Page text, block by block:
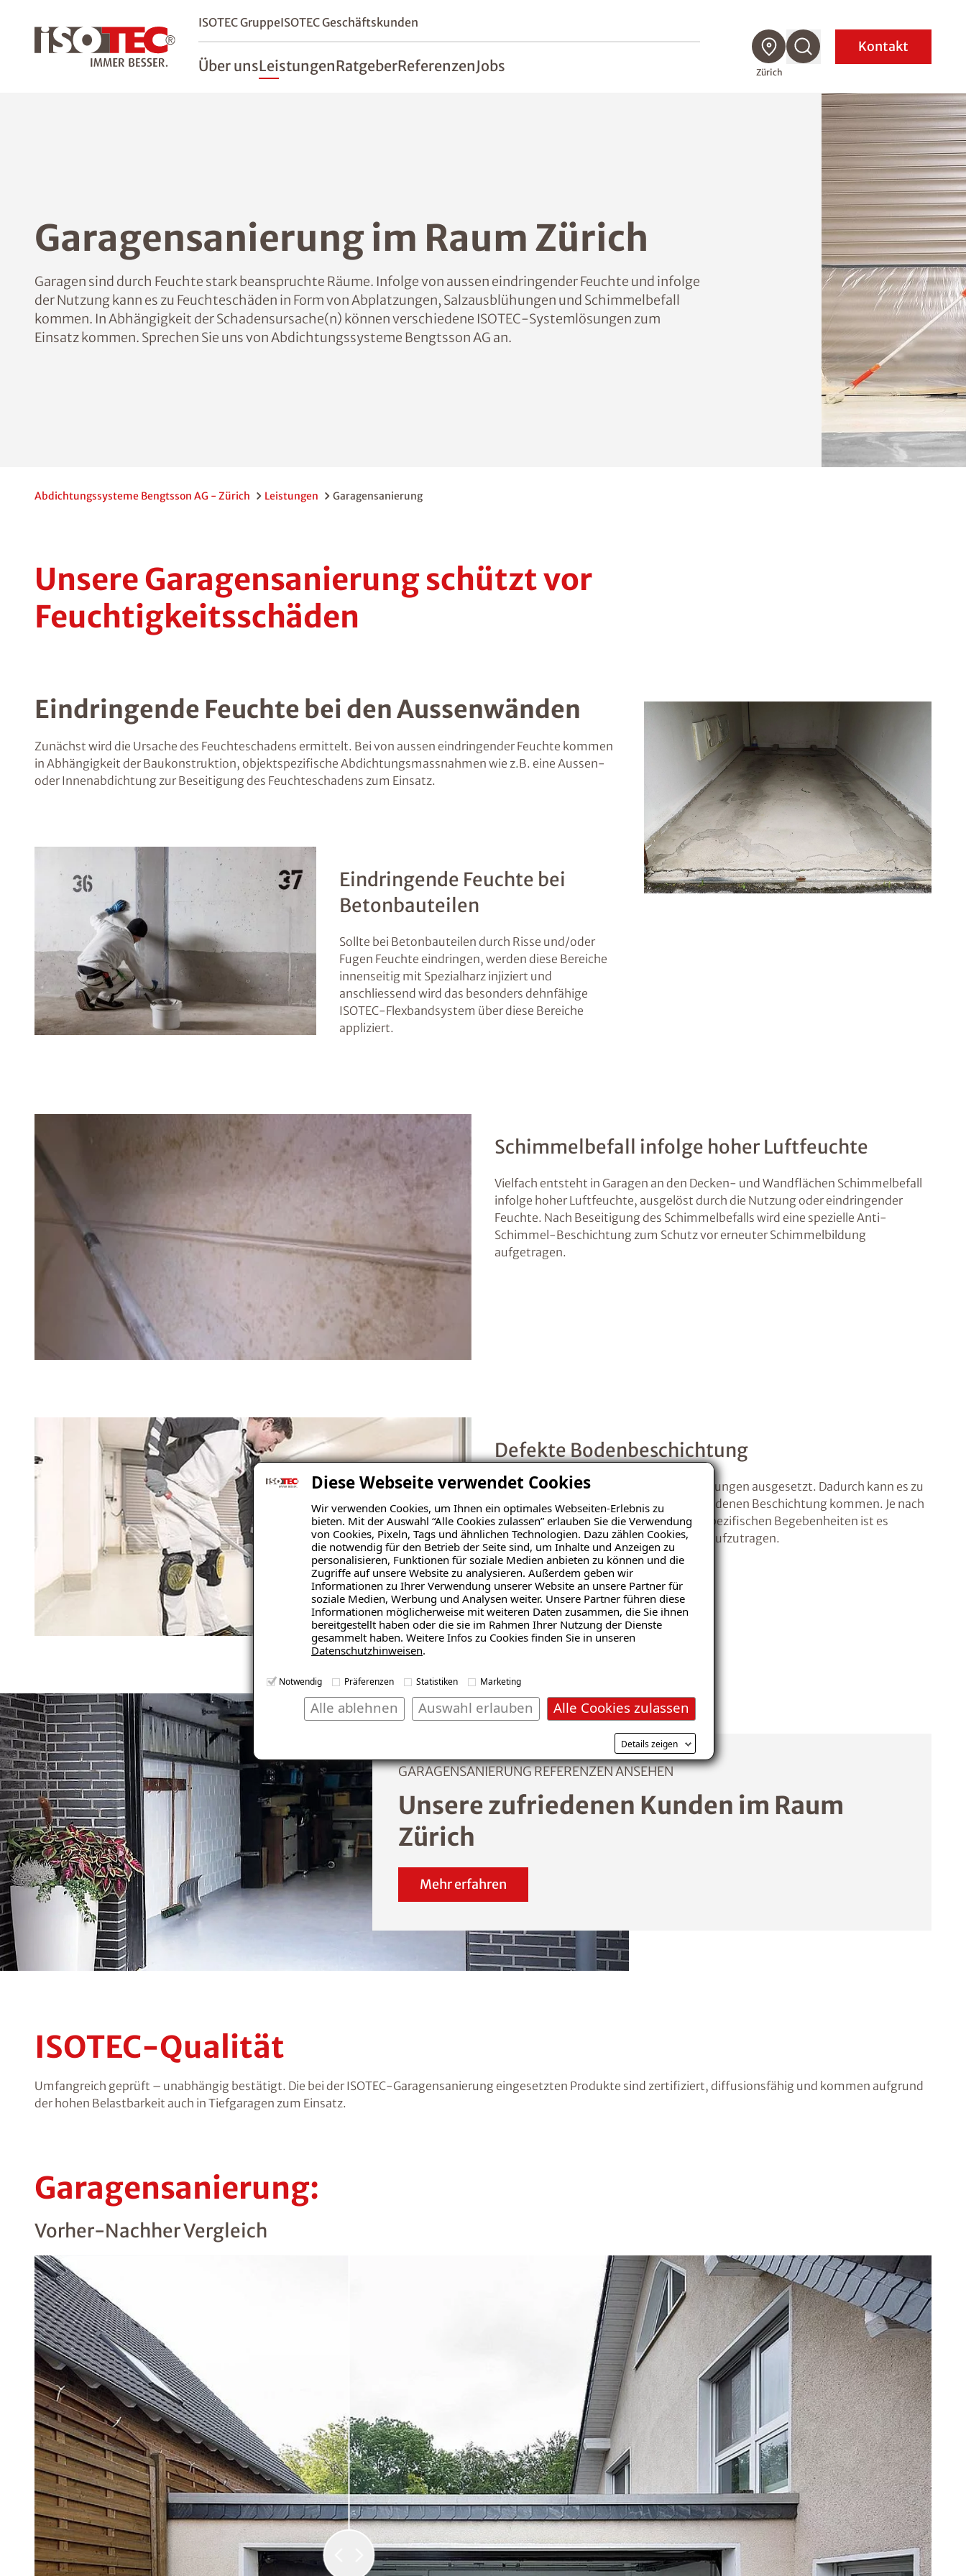
Diese Webseite verwendet Cookies
Wir verwenden Cookies, um Ihnen ein optimales Webseiten-Erlebnis zu
bieten. Mit der Auswahl “Alle Cookies zulassen” erlauben Sie die Verwendung
von Cookies, Pixeln, Tags und ähnlichen Technologien. Dazu zählen Cookies,
die notwendig für den Betrieb der Seite sind, um Inhalte und Anzeigen zu
personalisieren, Funktionen für soziale Medien anbieten zu können und die
Zugriffe auf unsere Website zu analysieren. Außerdem geben wir
Informationen zu Ihrer Verwendung unserer Website an unsere Partner für
soziale Medien, Werbung und Analysen weiter. Unsere Partner führen diese
Informationen möglicherweise mit weiteren Daten zusammen, die Sie ihnen
bereitgestellt haben oder die sie im Rahmen Ihrer Nutzung der Dienste
gesammelt haben. Weitere Infos zu Cookies finden Sie in unseren
Datenschutzhinweisen.
Notwendig Präferenzen Statistiken Marketing
Alle Cookies zulassen
Auswahl erlauben
Alle ablehnen
Details zeigen
ISOTEC GruppeISOTEC Geschäftskunden
Über unsLeistungenRatgeberReferenzenJobs Zürich
Kontakt
Garagensanierung im Raum Zürich
Garagen sind durch Feuchte stark beanspruchte Räume. Infolge von aussen eindringender Feuchte und infolge
der Nutzung kann es zu Feuchteschäden in Form von Abplatzungen, Salzausblühungen und Schimmelbefall
kommen. In Abhängigkeit der Schadensursache(n) können verschiedene ISOTEC-Systemlösungen zum
Einsatz kommen. Sprechen Sie uns von Abdichtungssysteme Bengtsson AG an.
Abdichtungssysteme Bengtsson AG - Zürich Leistungen Garagensanierung
Unsere Garagensanierung schützt vor
Feuchtigkeitsschäden
Eindringende Feuchte bei den Aussenwänden
Zunächst wird die Ursache des Feuchteschadens ermittelt. Bei von aussen eindringender Feuchte kommen
in Abhängigkeit der Baukonstruktion, objektspezifische Abdichtungsmassnahmen wie z.B. eine Aussen-
oder Innenabdichtung zur Beseitigung des Feuchteschadens zum Einsatz.
Eindringende Feuchte bei
Betonbauteilen
Sollte bei Betonbauteilen durch Risse und/oder
Fugen Feuchte eindringen, werden diese Bereiche
innenseitig mit Spezialharz injiziert und
anschliessend wird das besonders dehnfähige
ISOTEC-Flexbandsystem über diese Bereiche
appliziert.
Schimmelbefall infolge hoher Luftfeuchte
Vielfach entsteht in Garagen an den Decken- und Wandflächen Schimmelbefall
infolge hoher Luftfeuchte, ausgelöst durch die Nutzung oder eindringender
Feuchte. Nach Beseitigung des Schimmelbefalls wird eine spezielle Anti-
Schimmel-Beschichtung zum Schutz vor erneuter Schimmelbildung
aufgetragen.
Defekte Bodenbeschichtung
Garagenböden sind grossen Beanspruchungen ausgesetzt. Dadurch kann es zu
Fehlstellen im Belag oder der ggf. vorhandenen Beschichtung kommen. Je nach
Untergrundbeschaffenheit und objektspezifischen Begebenheiten ist es
möglich eine neue Bodenbeschichtung aufzutragen.
GARAGENSANIERUNG REFERENZEN ANSEHEN
Unsere zufriedenen Kunden im Raum
Zürich
Mehr erfahren
ISOTEC-Qualität
Umfangreich geprüft – unabhängig bestätigt. Die bei der ISOTEC-Garagensanierung eingesetzten Produkte sind zertifiziert, diffusionsfähig und kommen aufgrund
der hohen Belastbarkeit auch in Tiefgaragen zum Einsatz.
Garagensanierung:
Vorher-Nachher Vergleich